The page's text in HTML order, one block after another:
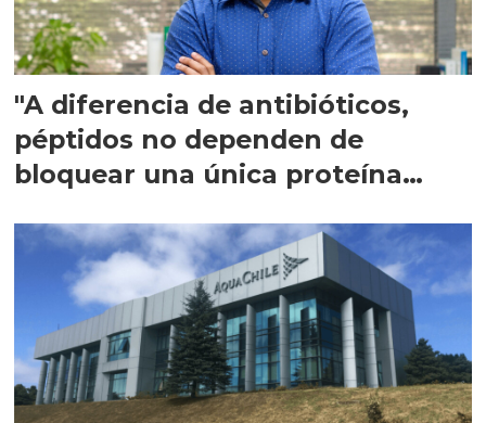
"A diferencia de antibióticos,
péptidos no dependen de
bloquear una única proteína